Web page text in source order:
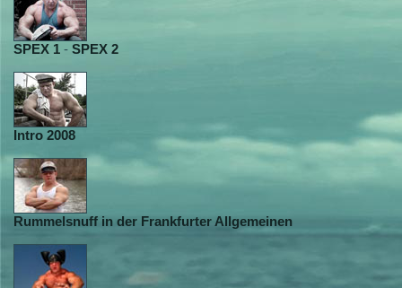
SPEX 1 - SPEX 2
Intro 2008
Rummelsnuff in der Frankfurter Allgemeinen